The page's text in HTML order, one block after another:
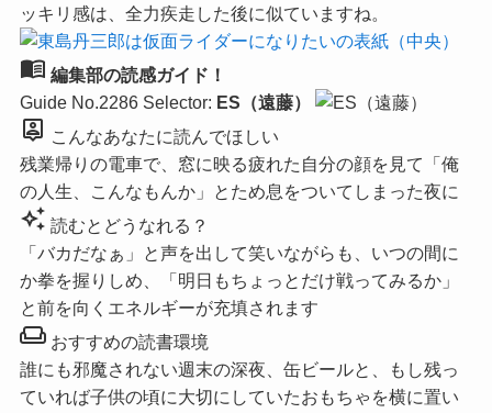
ッキリ感は、全力疾走した後に似ていますね。
menu_book 編集部の読感ガイド！
Guide No.2286 Selector: ES（遠藤）
person_pin
こんなあなたに読んでほしい
残業帰りの電車で、窓に映る疲れた自分の顔を見て「俺
の人生、こんなもんか」とため息をついてしまった夜に
auto_awesome 読むとどうなれる？
「バカだなぁ」と声を出して笑いながらも、いつの間に
か拳を握りしめ、「明日もちょっとだけ戦ってみるか」
と前を向くエネルギーが充填されます
weekendおすすめの読書環境
誰にも邪魔されない週末の深夜、缶ビールと、もし残っ
ていれば子供の頃に大切にしていたおもちゃを横に置い